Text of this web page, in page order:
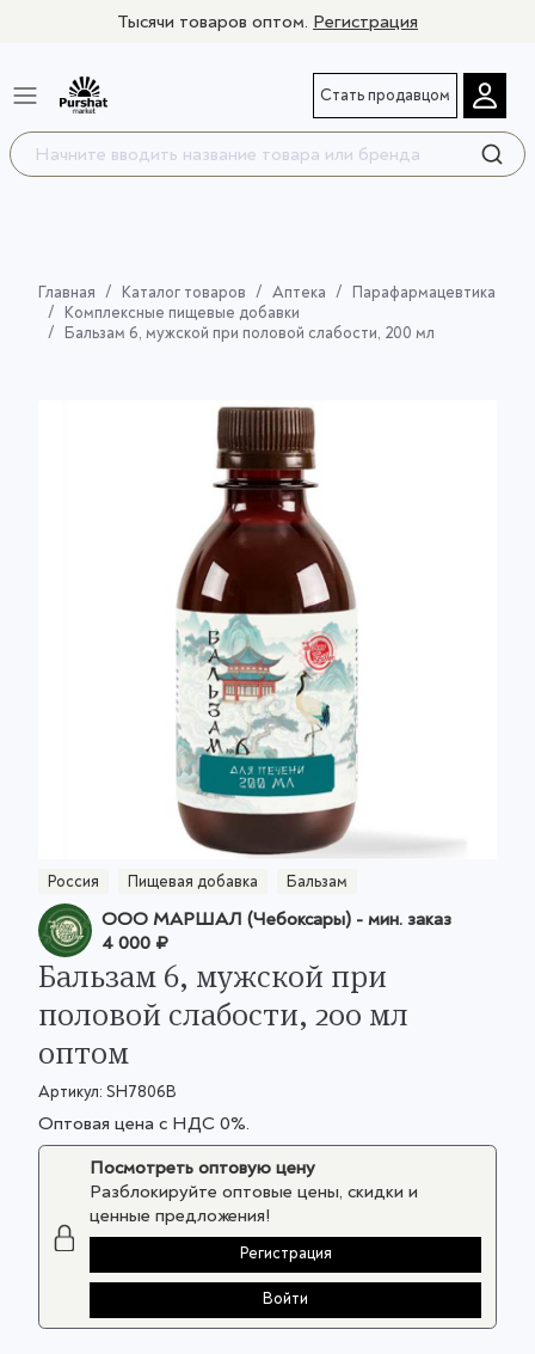
Тысячи товаров оптом. Регистрация
Стать продавцом
Главная Каталог товаров Аптека
Парафармацевтика
Комплексные пищевые добавки
Бальзам 6, мужской при половой слабости, 200 мл
Россия Пищевая добавка Бальзам
ООО МАРШАЛ (Чебоксары) - мин. заказ
4 000 ₽
Бальзам 6, мужской при
половой слабости, 200 мл
оптом
Артикул: SH7806B
Оптовая цена с НДС 0%.
Посмотреть оптовую цену
Разблокируйте оптовые цены, скидки и
ценные предложения!
Регистрация
Войти